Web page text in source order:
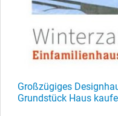
Großzügiges
Grundstück Haus